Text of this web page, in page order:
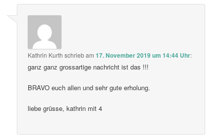
Kathrin Kurth schriebam17. November 2019 um 14:44 Uhr:
ganz ganz grossartige nachricht ist das !!!
BRAVO euch allen und sehr gute erholung.
liebe grüsse, kathrin mit 4